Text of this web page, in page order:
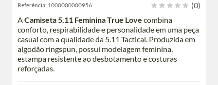
Referência: 1000000000956
(0)
ACamiseta 5.11 Feminina True Love combina
conforto, respirabilidade e personalidade em uma peça
casual com a qualidade da 5.11 Tactical. Produzida em
algodão ringspun, possui modelagem feminina,
estampa resistente ao desbotamento e costuras
reforçadas.